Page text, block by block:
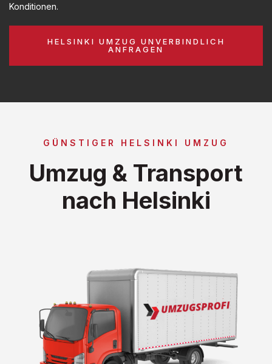
Konditionen.
HELSINKI UMZUG UNVERBINDLICH
ANFRAGEN
GÜNSTIGER HELSINKI UMZUG
Umzug & Transport
nach Helsinki